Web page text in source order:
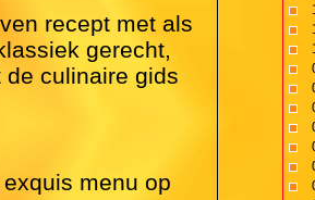
recept met als
gerecht,
culinaire gids
menu op